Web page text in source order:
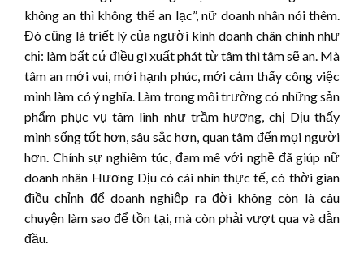
không an thì không thể an lạc”, nữ doanh nhân nói thêm.
Đó cũng là triết lý của người kinh doanh chân chính như
chị: làm bất cứ điều gì xuất phát từ tâm thì tâm sẽ an. Mà
tâm an mới vui, mới hạnh phúc, mới cảm thấy công việc
mình làm có ý nghĩa. Làm trong môi trường có những sản
phẩm phục vụ tâm linh như trầm hương, chị Dịu thấy
mình sống tốt hơn, sâu sắc hơn, quan tâm đến mọi người
hơn. Chính sự nghiêm túc, đam mê với nghề đã giúp nữ
doanh nhân Hương Dịu có cái nhìn thực tế, có thời gian
điều chỉnh để doanh nghiệp ra đời không còn là câu
chuyện làm sao để tồn tại, mà còn phải vượt qua và dẫn
đầu.